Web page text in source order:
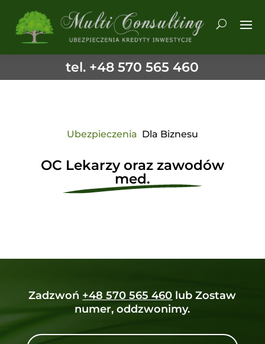
tel. +48 570 565 460
Ubezpieczenia Dla Biznesu
OC Lekarzy oraz zawodów
med.
Zadzwoń +48 570 565 460 lub Zostaw
numer, oddzwonimy.